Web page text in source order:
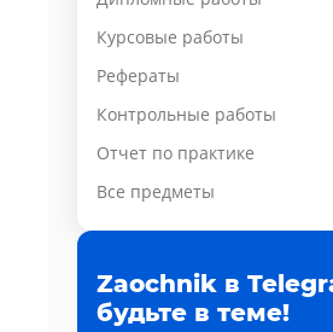
Курсовые работы
Рефераты
Контрольные работы
Отчет по практике
Все предметы
Zaochnik в
будьте в теме!